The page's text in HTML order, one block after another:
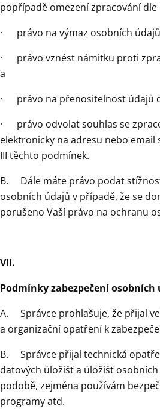
popřípadě omezení zpracování dle
· právo na výmaz osobních údajů
· právo vznést námitku proti
a
· právo na přenositelnost údajů
· právo odvolat souhlas se
elektronicky na adresu nebo email
III těchto podmínek.
B. Dále máte právo podat
osobních údajů v případě, že se
porušeno Vaší právo na ochranu
VII.
Podmínky zabezpečení osobních
A. Správce prohlašuje, že přijal
a organizační opatření k
B. Správce přijal technická
datových úložišť a úložišť
podobě, zejména používám
programy atd.